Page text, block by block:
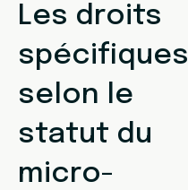
Les droits
spécifiques
selon le
statut du
micro-